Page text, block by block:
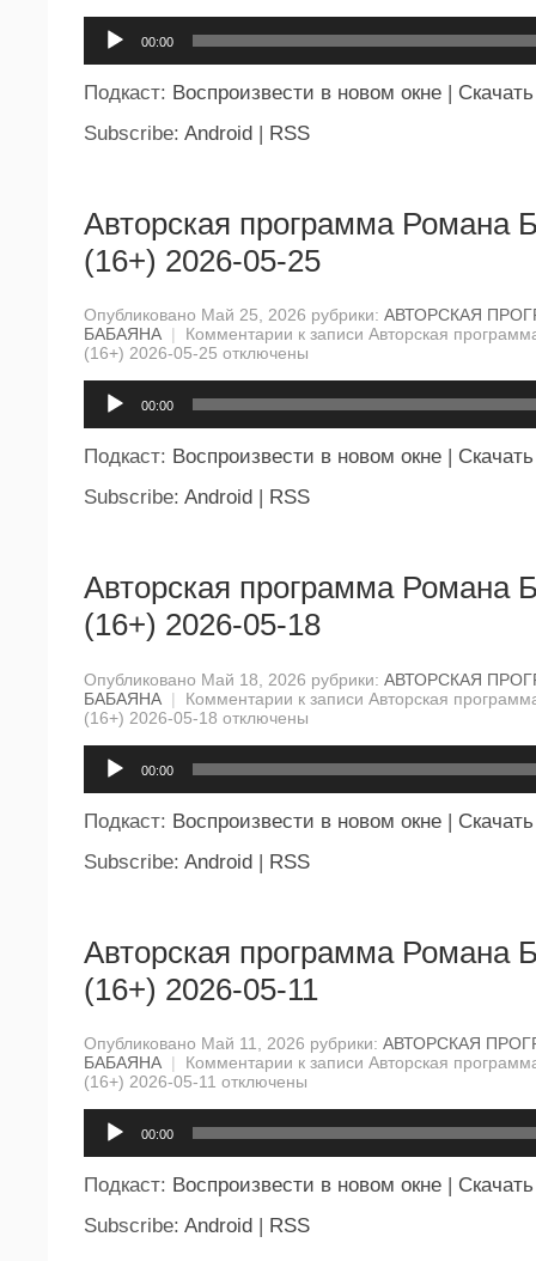
00:00
Подкаст: Воспроизвести в новом окне | Скачать
Subscribe: Android | RSS
Авторская программа Романа
(16+) 2026-05-25
Опубликовано Май 25, 2026 рубрики: АВТОРСКАЯ
БАБАЯНА | Комментарии к записи Авторская
(16+) 2026-05-25 отключены
00:00
Подкаст: Воспроизвести в новом окне
Скачать
Subscribe: Android RSS
Авторская программа Романа
(16+) 2026-05-18
Опубликовано Май 18, 2026 рубрики: АВТОРСКАЯ
БАБАЯНА | Комментарии к записи Авторская
(16+) 2026-05-18 отключены
00:00
Подкаст: Воспроизвести в новом окне | Скачать
Subscribe: Android | RSS
Авторская программа Романа
(16+) 2026-05-11
Опубликовано Май 11, 2026 рубрики: АВТОРСКАЯ
БАБАЯНА | Комментарии к записи Авторская
(16+) 2026-05-11 отключены
00:00
Подкаст: Воспроизвести в новом окне
Скачать
Subscribe: Android RSS